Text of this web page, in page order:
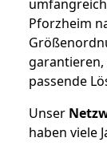
Pforzheim
garantieren,
passende
Unser
haben viele